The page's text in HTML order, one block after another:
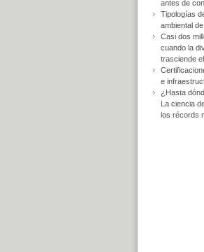
antes de
Tipologías
ambiental
Casi dos
cuando la
trasciende
e
¿Hasta
La ciencia
los récords